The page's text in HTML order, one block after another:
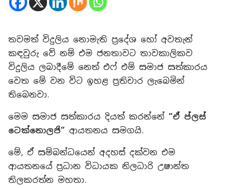
තවමත් විදුලිය නොමැති ප්‍රදේශ හෝ අවතැන්
කඳවුරු වේ නම් එම ජනතාවට තාවකාලිකව
විදුලිය ලබාදීමේ නෙත් එෆ් එම් සමාජ සත්කාරය
වෙත මේ වන විට ඉහළ ප්‍රතිචාර ලැබෙමින්
තිබෙනවා.
මෙම සමාජ සත්කාරය දියත් කරන්නේ “ඒ ප්ලස්
ටෙක්නොලජි” ආයතනය සමගයි.
මේ, ඒ සම්බන්ධයෙන් අදහස් දක්වන එම
ආයතනයේ ප්‍රධාන විධායක නිලධාරි උෂාන්ත
තිලකරත්න මහතා.